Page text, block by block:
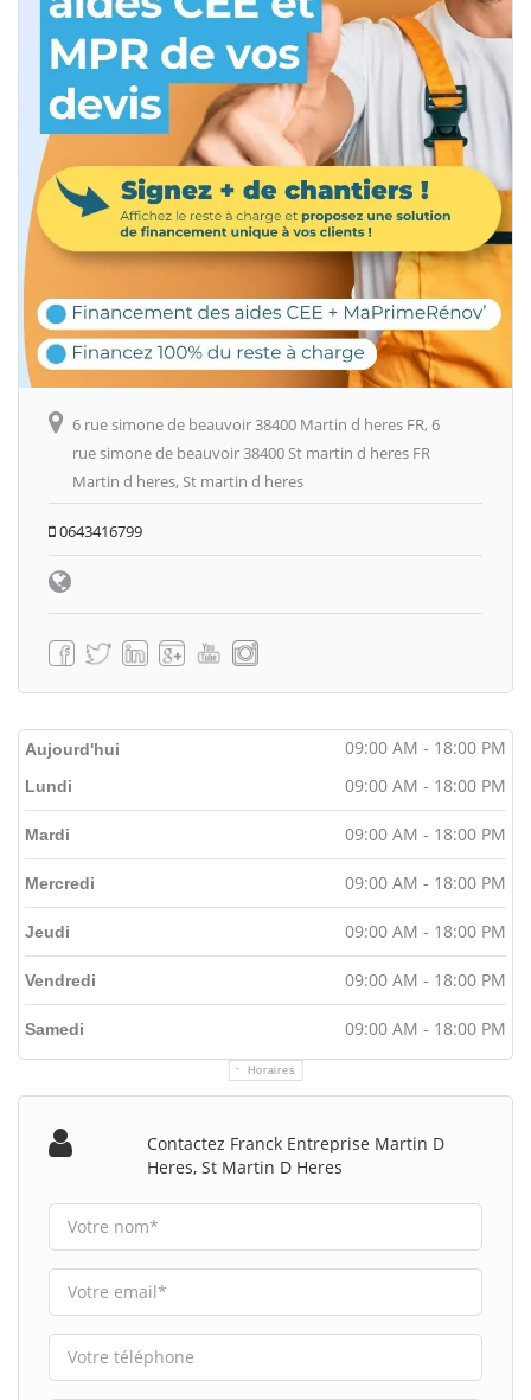
6 rue simone de beauvoir 38400 Martin d heres FR, 6
rue simone de beauvoir 38400 St martin d heres FR
Martin d heres, St martin d heres
0643416799
Aujourd'hui 09:00 AM - 18:00 PM
Horaires
Lundi 09:00 AM - 18:00 PM
Mardi 09:00 AM - 18:00 PM
Mercredi 09:00 AM - 18:00 PM
Jeudi 09:00 AM - 18:00 PM
Vendredi 09:00 AM - 18:00 PM
Samedi 09:00 AM - 18:00 PM
Contactez Franck Entreprise Martin D
Heres, St Martin D Heres